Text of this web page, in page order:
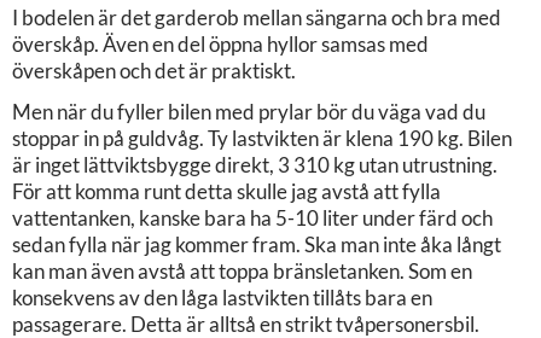
I bodelen är det garderob mellan sängarna och bra med
överskåp. Även en del öppna hyllor samsas med
överskåpen och det är praktiskt.
Men när du fyller bilen med prylar bör du väga vad du
stoppar in på guldvåg. Ty lastvikten är klena 190 kg. Bilen
är inget lättviktsbygge direkt, 3 310 kg utan utrustning.
För att komma runt detta skulle jag avstå att fylla
vattentanken, kanske bara ha 5-10 liter under färd och
sedan fylla när jag kommer fram. Ska man inte åka långt
kan man även avstå att toppa bränsletanken. Som en
konsekvens av den låga lastvikten tillåts bara en
passagerare. Detta är alltså en strikt tvåpersonersbil.